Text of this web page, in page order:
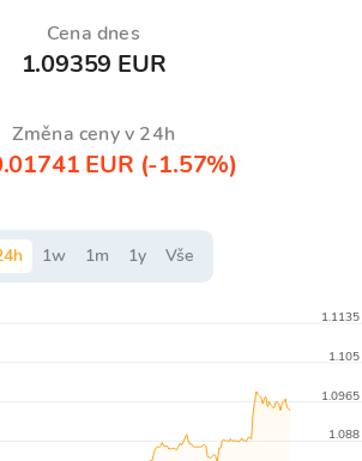
Cena dnes
1.09359 EUR
Změna ceny v 24h
EUR (-1.57%)
h 1w 1m 1y Vše
1.088
1.0965
1.105
1.1135